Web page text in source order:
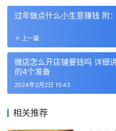
过年做点什么小生意赚钱 附
上一篇
微店怎么开店铺要钱吗 详细
的4个准备
2024年3月2日 15:43
相关推荐